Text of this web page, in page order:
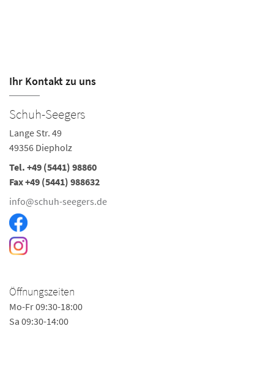
Ihr Kontakt zu uns
Schuh-Seegers
Lange Str. 49
49356 Diepholz
Tel. +49 (5441) 98860
Fax +49 (5441) 988632
info@schuh-seegers.de
Öffnungszeiten
Mo-Fr 09:30-18:00
Sa 09:30-14:00